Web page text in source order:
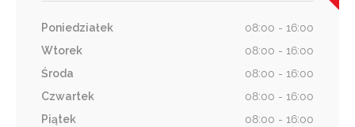
Poniedziałek
08:00 - 16:00
Wtorek
08:00 - 16:00
Środa
08:00 - 16:00
Czwartek
08:00 - 16:00
Piątek
08:00 - 16:00